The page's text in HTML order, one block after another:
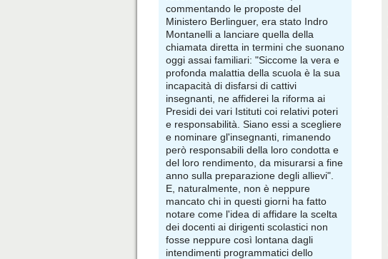
commentando le proposte del
Ministero Berlinguer, era stato Indro
Montanelli a lanciare quella della
chiamata diretta in termini che suonano
oggi assai familiari: "Siccome la vera e
profonda malattia della scuola è la sua
incapacità di disfarsi di cattivi
insegnanti, ne affiderei la riforma ai
Presidi dei vari Istituti coi relativi poteri
e responsabilità. Siano essi a scegliere
e nominare gl'insegnanti, rimanendo
però responsabili della loro condotta e
del loro rendimento, da misurarsi a fine
anno sulla preparazione degli allievi".
E, naturalmente, non è neppure
mancato chi in questi giorni ha fatto
notare come l'idea di affidare la scelta
dei docenti ai dirigenti scolastici non
fosse neppure così lontana dagli
intendimenti programmatici dello